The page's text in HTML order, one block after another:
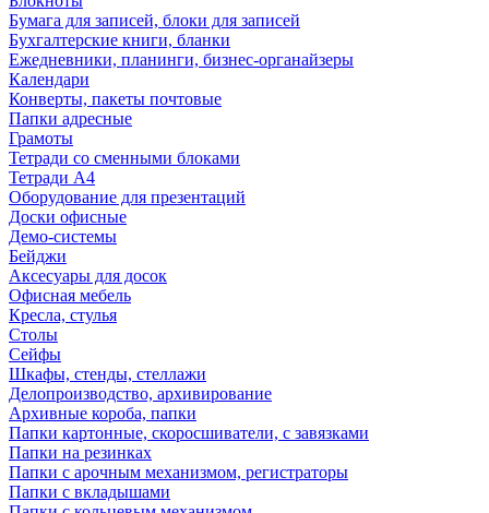
Бумага для записей, блоки для записей
Бухгалтерские книги, бланки
Ежедневники, планинги, бизнес-органайзеры
Календари
Конверты, пакеты почтовые
Папки адресные
Грамоты
Тетради со сменными блоками
Тетради А4
Оборудование для презентаций
Доски офисные
Демо-системы
Бейджи
Аксесуары для досок
Офисная мебель
Кресла, стулья
Столы
Сейфы
Шкафы, стенды, стеллажи
Делопроизводство, архивирование
Архивные короба, папки
Папки картонные, скоросшиватели, с завязками
Папки на резинках
Папки с арочным механизмом, регистраторы
Папки с вкладышами